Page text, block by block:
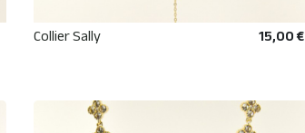
Collier Sally 15,00 €